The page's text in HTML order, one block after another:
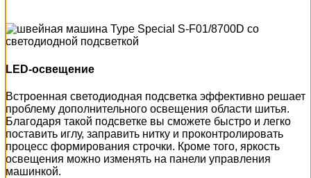
LED-освещение
Встроенная светодиодная подсветка эффективно решает
проблему дополнительного освещения области шитья.
Благодаря такой подсветке вы сможете быстро и легко
поставить иглу, заправить нитку и проконтролировать
процесс формирования строчки. Кроме того, яркость
освещения можно изменять на панели управления
машинкой.